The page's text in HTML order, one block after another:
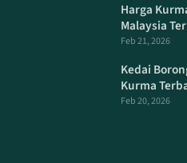
Harga
Malaysia
Feb 21, 2026
Kedai
Kurma
Feb 20, 2026